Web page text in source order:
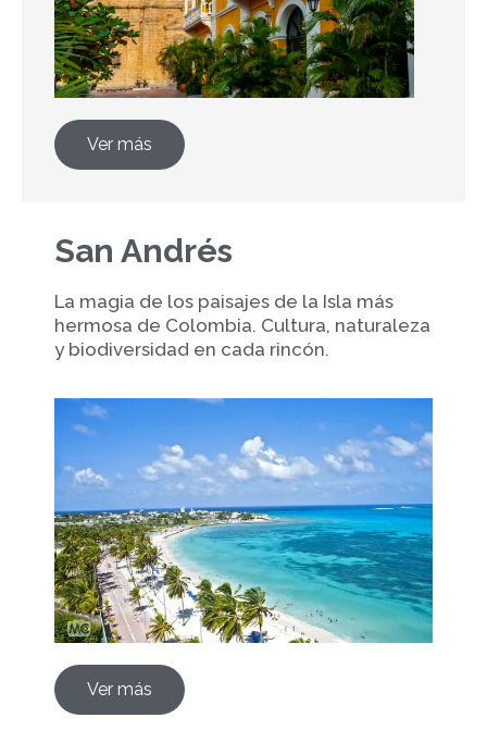
Ver más
San Andrés
La magia de los paisajes de la Isla más
hermosa de Colombia. Cultura, naturaleza
y biodiversidad en cada rincón.
Ver más